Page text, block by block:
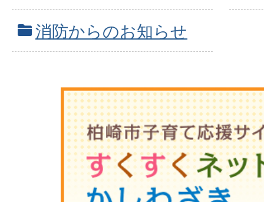
消防からのお知らせ